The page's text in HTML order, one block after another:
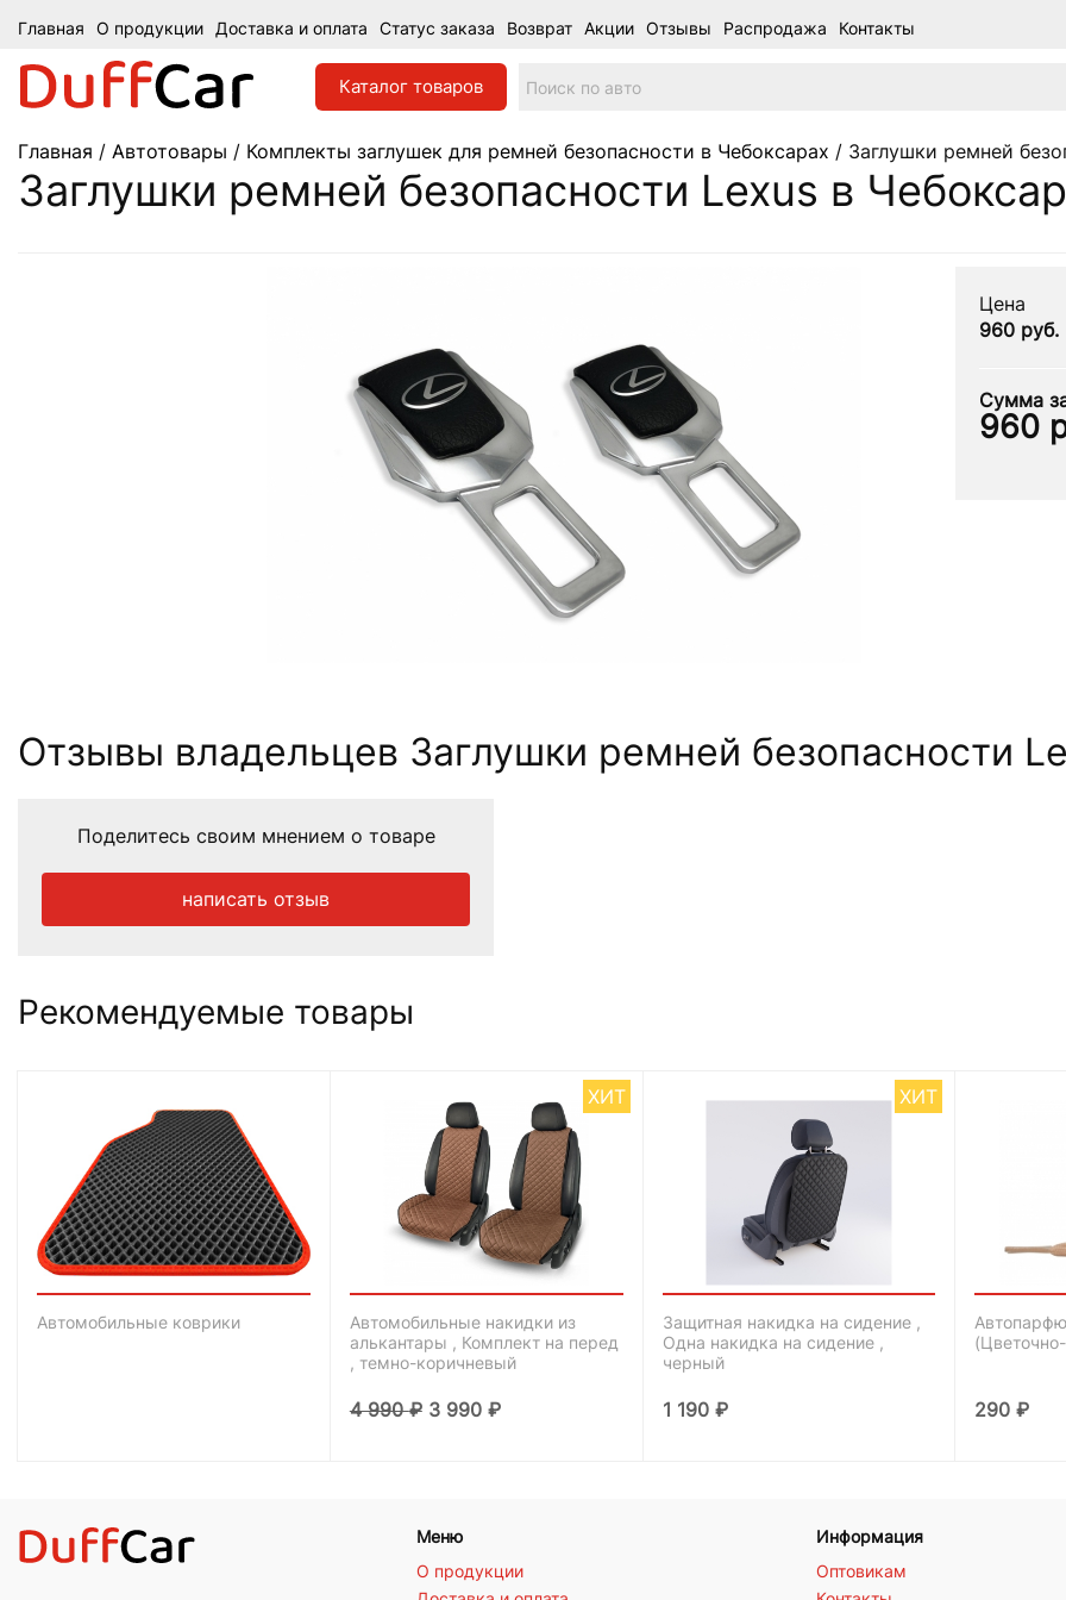
Главная О продукции Доставка и оплата Статус заказа Возврат Акции Отзывы Распродажа Контакты
Каталог товаров
Главная / Автотовары / Комплекты заглушек для ремней безопасности в Чебоксарах / Заглушки ремней
Заглушки ремней безопасности Lexus в
Цена
960 руб.
Сумма
960
Отзывы владельцев Заглушки ремней безопасности
Поделитесь своим мнением о товаре
написать отзыв
Рекомендуемые товары
Автомобильные коврики
ХИТ
Автомобильные накидки из
алькантары , Комплект на перед
, темно-коричневый
4 990₽ 3 990 ₽
ХИТ
Защитная накидка на сидение ,
Одна накидка на сидение ,
черный
1 190 ₽ 290₽
Меню
О продукции
Информация
Оптовикам